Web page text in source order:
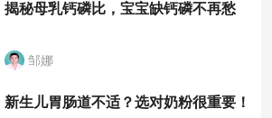
揭秘母乳钙磷比，宝宝缺钙磷不再愁
邹娜
新生儿胃肠道不适？选对奶粉很重要！